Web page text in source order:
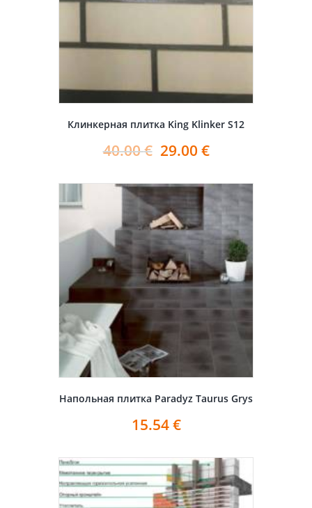
Клинкерная плитка King Klinker S12
40.00€ 29.00 €
Напольная плитка Paradyz Taurus Grys
15.54€